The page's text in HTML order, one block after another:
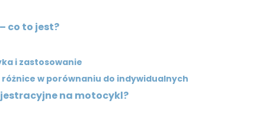
co to jest?
i zastosowanie
w porównaniu do indywidualnych
na motocykl?